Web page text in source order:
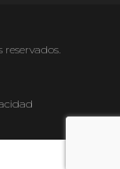
reservados.